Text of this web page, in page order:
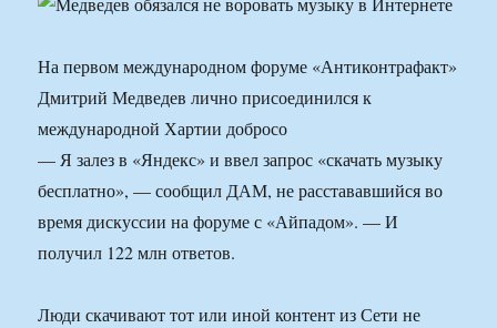
На первом международном форуме «Антиконтрафакт»
Дмитрий Медведев лично присоединился к
международной Хартии добросо
— Я залез в «Яндекс» и ввел запрос «скачать музыку
бесплатно», — сообщил ДАМ, не расстававшийся во
время дискуссии на форуме с «Айпадом». — И
получил 122 млн ответов.
Люди скачивают тот или иной контент из Сети не